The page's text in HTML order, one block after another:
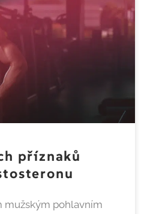
příznaků
mužským pohlavním